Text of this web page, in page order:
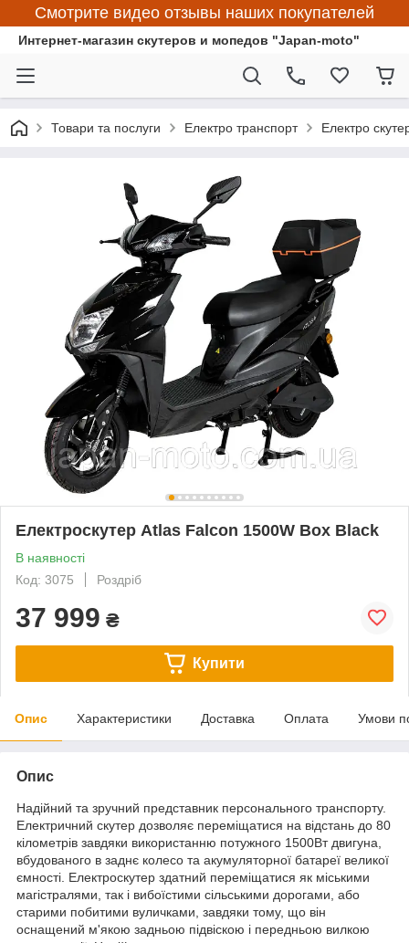
Смотрите видео отзывы наших покупателей
Интернет-магазин скутеров и мопедов "Japan-moto"
Товари та послуги Електро транспорт Електро
Електроскутер Atlas Falcon 1500W Box Black
В наявності
Код: 3075
Роздріб
37 999 ₴
Купити
Опис Характеристики Доставка Оплата Умови
Опис
Надійний та зручний представник персонального транспорту.
Електричний скутер дозволяє переміщатися на відстань до 80
кілометрів завдяки використанню потужного 1500Вт двигуна,
вбудованого в заднє колесо та акумуляторної батареї великої
ємності. Електроскутер здатний переміщатися як міськими
магістралями, так і вибоїстими сільськими дорогами, або
старими побитими вуличками, завдяки тому, що він
оснащений м'якою задньою підвіскою і передньою вилкою